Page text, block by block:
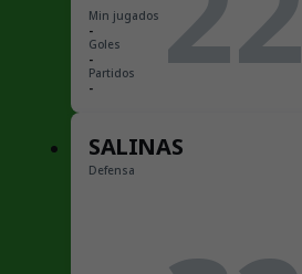
Min jugados
-
Goles
-
Partidos
-
SALINAS
Defensa